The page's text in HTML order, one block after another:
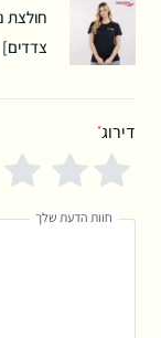
צדדים]
דירוג*
חוות הדעת שלך